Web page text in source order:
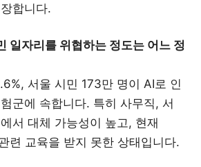
합니다.
일자리를 위협하는 정도는 어느 정
서울 시민 173만 명이 AI로 인
군에 속합니다. 특히 사무직, 서
서 대체 가능성이 높고, 현재
련 교육을 받지 못한 상태입니다.